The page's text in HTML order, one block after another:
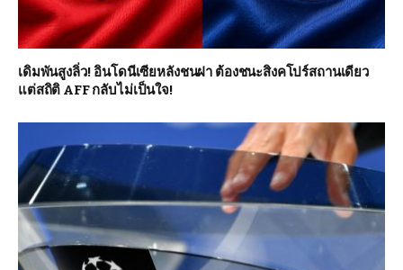
เดิมพันสูงลิ่ว! อินโดนีเซียหลังชนฝา ต้องชนะสิงคโปร์สถานเดียว
แต่สถิติ AFF กลับไม่เป็นใจ!